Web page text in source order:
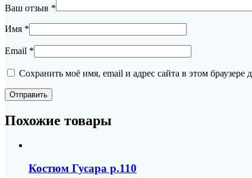
Ваш отзыв *
Имя *
Email *
Сохранить моё имя, email и адрес сайта в этом
Похожие товары
Костюм Гусара р.110